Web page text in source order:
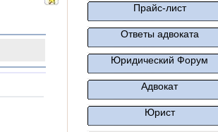
Прайс-лист
Ответы адвоката
Юридический Форум
Адвокат
Юрист